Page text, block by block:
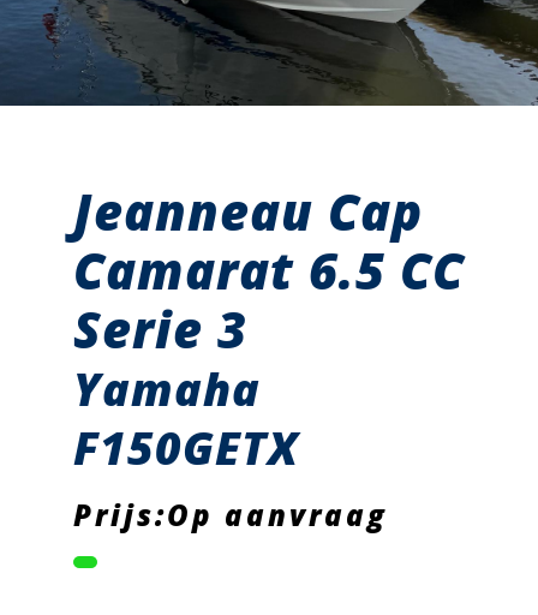
Jeanneau Cap
Camarat 6.5 CC
Serie 3
Yamaha
F150GETX
Prijs:Op aanvraag